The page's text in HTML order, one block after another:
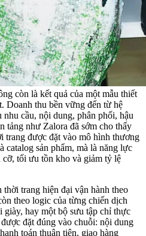
còn là kết quả của một mẫu thiết
Doanh thu bền vững đến từ hệ
cầu, nội dung, phân phối, hậu
tảng như Zalora đã sớm cho thấy
trang được đặt vào mô hình thương
catalog sản phẩm, mà là năng lực
tối ưu tồn kho và giảm tỷ lệ
trang hiện đại vận hành theo
theo logic của từng chiến dịch
hay một bộ sưu tập chỉ thực
đặt đúng vào chuỗi: nội dung
toán thuận tiện, giao hàng